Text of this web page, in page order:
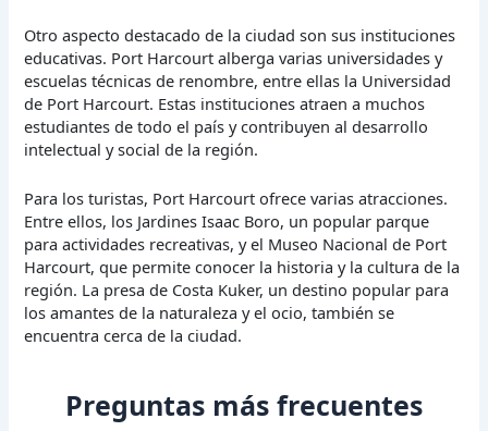
Otro aspecto destacado de la ciudad son sus instituciones
educativas. Port Harcourt alberga varias universidades y
escuelas técnicas de renombre, entre ellas la Universidad
de Port Harcourt. Estas instituciones atraen a muchos
estudiantes de todo el país y contribuyen al desarrollo
intelectual y social de la región.
Para los turistas, Port Harcourt ofrece varias atracciones.
Entre ellos, los Jardines Isaac Boro, un popular parque
para actividades recreativas, y el Museo Nacional de Port
Harcourt, que permite conocer la historia y la cultura de la
región. La presa de Costa Kuker, un destino popular para
los amantes de la naturaleza y el ocio, también se
encuentra cerca de la ciudad.
Preguntas más frecuentes